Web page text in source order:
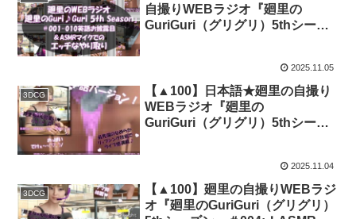
自撮りWEBラジオ『廻里の
GuriGuri（グリグリ）5thシーズ
ルのちょっとエッチな体験を再現
★［日本語バージョン（ASMRパ
ートは日本語！）］｜d_696510
2025.11.05
3DCG
【▲100】日本語★廻里の自撮り
WEBラジオ『廻里の
GuriGuri（グリグリ）5thシーズ
とうとう挿入されちゃう』体験を
再現★［日本語バージョン
（ASMRパートも日本語！）］｜
2025.11.04
3DCG
【▲100】廻里の自撮りWEBラジ
オ『廻里のGuriGuri（グリグリ）